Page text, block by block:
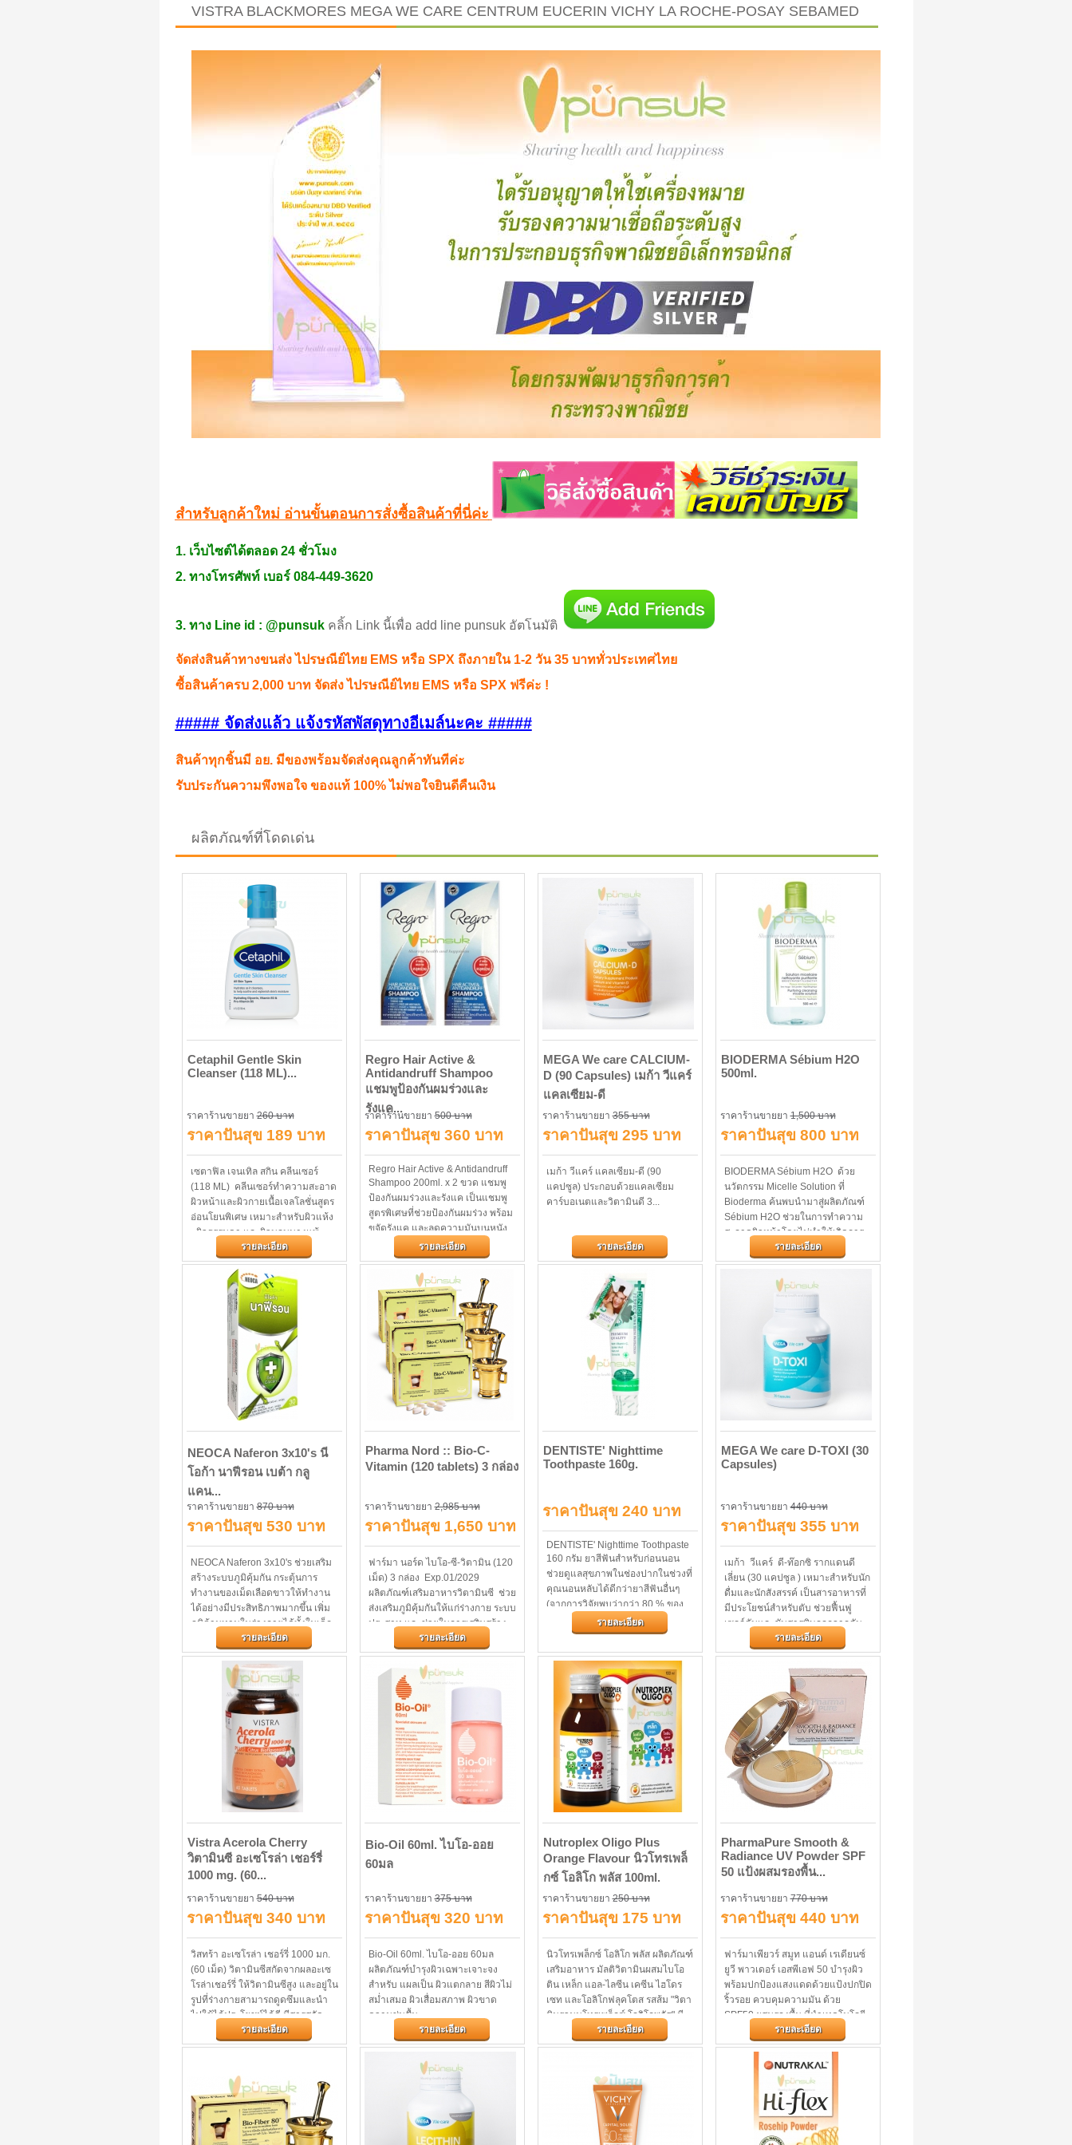
VISTRA BLACKMORES MEGA WE CARE CENTRUM EUCERIN VICHY LA ROCHE-POSAY SEBAMED
สำหรับลูกค้าใหม่ อ่านขั้นตอนการสั่งซื้อสินค้าที่นี่ค่ะ
1. เว็บไซต์ได้ตลอด 24 ชั่วโมง
2. ทางโทรศัพท์ เบอร์ 084-449-3620
3. ทาง Line id : @punsuk คลิ้ก Link นี้เพื่อ add line punsuk อัตโนมัติ
จัดส่งสินค้าทางขนส่ง ไปรษณีย์ไทย EMS หรือ SPX ถึงภายใน 1-2 วัน 35 บาททั่วประเทศไทย
ซื้อสินค้าครบ 2,000 บาท จัดส่งไปรษณีย์ไทย EMS หรือ SPX ฟรีค่ะ !
##### จัดส่งแล้ว แจ้งรหัสพัสดุทางอีเมล์นะคะ #####
สินค้าทุกชิ้นมี อย. มีของพร้อมจัดส่งคุณลูกค้าทันทีค่ะ
รับประกันความพึงพอใจ ของแท้ 100% ไม่พอใจยินดีคืนเงิน
ผลิตภัณฑ์ที่โดดเด่น
Cetaphil Gentle Skin
Cleanser (118 ML)...
ราคาร้านขายยา260 บาท
ราคาปันสุข 189 บาท
เซตาฟิล เจนเทิล สกิน คลีนเซอร์
(118 ML) คลีนเซอร์ทำความสะอาด
ผิวหน้าและผิวกายเนื้อเจลโลชั่นสูตร
อ่อนโยนพิเศษ เหมาะสำหรับผิวแห้ง
- ผิวธรรมดา และผิวบอบบางแพ้
รายละเอียด
Regro Hair Active &
Antidandruff Shampoo
แชมพูป้องกันผมร่วงและ
รังแค...
ราคาร้านขายยา500 บาท
ราคาปันสุข 360 บาท
Regro Hair Active & Antidandruff
Shampoo 200ml. x 2 ขวด แชมพู
ป้องกันผมร่วงและรังแค เป็นแชมพู
สูตรพิเศษที่ช่วยป้องกันผมร่วง พร้อม
ขจัดรังแค และลดความมันบนหนัง
รายละเอียด
MEGA We care CALCIUM-
D (90 Capsules) เมก้า วีแคร์
แคลเซียม-ดี
ราคาร้านขายยา355 บาท
ราคาปันสุข 295 บาท
เมก้า วีแคร์ แคลเซียม-ดี (90
แคปซูล) ประกอบด้วยแคลเซียม
คาร์บอเนตและวิตามินดี 3...
รายละเอียด
BIODERMA Sébium H2O
500ml.
ราคาร้านขายยา1,500 บาท
ราคาปันสุข 800 บาท
BIODERMA Sébium H2O ด้วย
นวัตกรรม Micelle Solution ที่
Bioderma ค้นพบนํามาสู่ผลิตภัณฑ์
Sébium H2O ช่วยในการทําความ
สะอาดผิวหน้าโดยไม่ทําให้เกิดการ
แห้งตึงหลังล้างหน้า มีประสิทธิภาพ
ในการ...
รายละเอียด
NEOCA Naferon 3x10's นี
โอก้า นาฟีรอน เบต้า กลู
แคน...
ราคาร้านขายยา870 บาท
ราคาปันสุข 530 บาท
NEOCA Naferon 3x10's ช่วยเสริม
สร้างระบบภูมิคุ้มกัน กระตุ้นการ
ทำงานของเม็ดเลือดขาวให้ทำงาน
ได้อย่างมีประสิทธิภาพมากขึ้น เพิ่ม
ภูมิต้านทานในร่างกายได้ทั้งในเด็ก
ผู้ใหญ่ และผู้สูงอายุ...
รายละเอียด
Pharma Nord :: Bio-C-
Vitamin (120 tablets) 3 กล่อง
ราคาร้านขายยา2,985 บาท
ราคาปันสุข 1,650 บาท
ฟาร์มา นอร์ด ไบโอ-ซี-วิตามิน (120
เม็ด) 3 กล่อง Exp.01/2029
ผลิตภัณฑ์เสริมอาหารวิตามินซี ช่วย
ส่งเสริมภูมิคุ้มกันให้แก่ร่างกาย ระบบ
ประสาท และช่วยในการเสริมสร้าง
คอลลาเจน...รายละเอียด
DENTISTE' Nighttime
Toothpaste 160g.
ราคาปันสุข 240 บาท
DENTISTE' Nighttime Toothpaste
160 กรัม ยาสีฟันสำหรับก่อนนอน
ช่วยดูแลสุขภาพในช่องปากในช่วงที่
คุณนอนหลับได้ดีกว่ายาสีฟันอื่นๆ
(จากการวิจัยพบว่ากว่า 80 % ของ
ปัญหาในช่องปาก เช่น ฟันผุ...
รายละเอียด
MEGA We care D-TOXI (30
Capsules)
ราคาร้านขายยา440 บาท
ราคาปันสุข 355 บาท
เมก้า วีแคร์ ดี-ท๊อกซิ รากแดนดี
เลี่ยน (30 แคปซูล ) เหมาะสำหรับนัก
ดื่มและนักสังสรรค์ เป็นสารอาหารที่
มีประโยชน์สำหรับตับ ช่วยฟื้นฟู
เซลล์ตับและขับสารพิษออกจากตับ...
รายละเอียด
Vistra Acerola Cherry
วิตามินซี อะเซโรล่า เชอร์รี่
1000 mg. (60...
ราคาร้านขายยา540 บาท
ราคาปันสุข 340 บาท
วิสทร้า อะเซโรล่า เชอร์รี่ 1000 มก.
(60 เม็ด) วิตามินซีสกัดจากผลอะเซ
โรล่าเชอร์รี่ ให้วิตามินซีสูง และอยู่ใน
รูปที่ร่างกายสามารถดูดซึมและนำ
ไปใช้ได้ประโยชน์ได้ดี มีสารสกัด
รายละเอียด
Bio-Oil 60ml. ไบโอ-ออย
60มล
ราคาร้านขายยา375 บาท
ราคาปันสุข 320 บาท
Bio-Oil 60ml. ไบโอ-ออย 60มล
ผลิตภัณฑ์บำรุงผิวเฉพาะเจาะจง
สำหรับ แผลเป็น ผิวแตกลาย สีผิวไม่
สม่ำเสมอ ผิวเสื่อมสภาพ ผิวขาด
ความชุ่มชื้น
รายละเอียด
Nutroplex Oligo Plus
Orange Flavour นิวโทรเพล็
กซ์ โอลิโก พลัส 100ml.
ราคาร้านขายยา250 บาท
ราคาปันสุข 175 บาท
นิวโทรเพล็กซ์ โอลิโก พลัส ผลิตภัณฑ์
เสริมอาหาร มัลติวิตามินผสมไบโอ
ติน เหล็ก แอล-ไลซีน เคซีน ไฮโดร
เซท และโอลิโกฟลุคโตส รสส้ม "วิตา
มินรวมนูโทรเพล็กซ์ โอลิโกพลัส" มี
ส่วนผสมของธาตุเหล็กสูง...
รายละเอียด
PharmaPure Smooth &
Radiance UV Powder SPF
50 แป้งผสมรองพื้น...
ราคาร้านขายยา770 บาท
ราคาปันสุข 440 บาท
ฟาร์มาเพียวร์ สมูท แอนด์ เรเดียนซ์
ยูวี พาวเดอร์ เอสพีเอฟ 50 บำรุงผิว
พร้อมปกป้องแสงแดดด้วยแป้งปกปิด
ริ้วรอย ควบคุมความมัน ด้วย
SPF50 ผสมรองพื้น ที่นำเทคโนโลยี
ของความงาม...รายละเอียด